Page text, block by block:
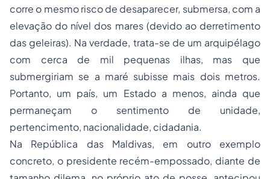
corre o mesmo risco de desaparecer, submersa, com a
elevação do nível dos mares (devido ao derretimento
das geleiras). Na verdade, trata-se de um arquipélago
com cerca de mil pequenas ilhas, mas que
submergiriam se a maré subisse mais dois metros.
Portanto, um país, um Estado a menos, ainda que
permaneçam o sentimento de unidade,
pertencimento, nacionalidade, cidadania.
Na República das Maldivas, em outro exemplo
concreto, o presidente recém-empossado, diante de